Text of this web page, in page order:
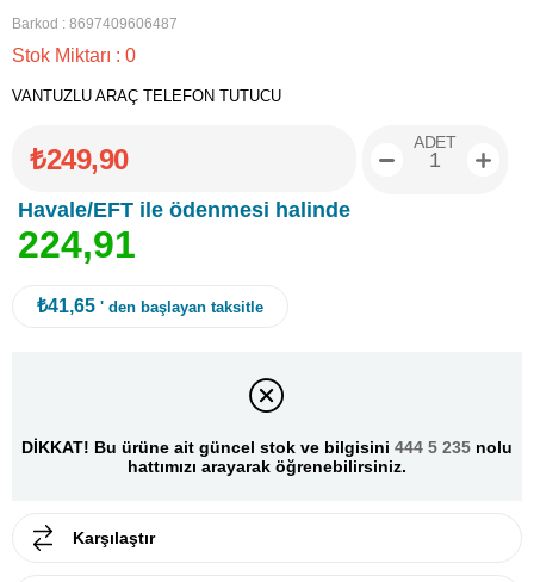
Barkod : 8697409606487
Stok Miktarı : 0
VANTUZLU ARAÇ TELEFON TUTUCU
₺249,90
Havale/EFT ile ödenmesi halinde
224,91
ADET
₺41,65 ' den başlayan taksitle
DİKKAT! Bu ürüne ait güncel stok ve bilgisini 444 5 235 nolu
hattımızı arayarak öğrenebilirsiniz.
Karşılaştır